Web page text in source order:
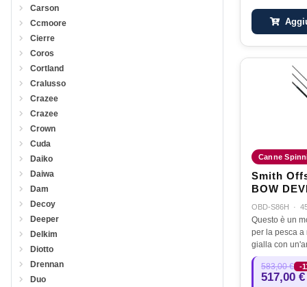
Carson
Ccmoore
Cierre
Coros
Cortland
Cralusso
Crazee
Crazee
Crown
Cuda
Daiko
Daiwa
Dam
Decoy
Deeper
Delkim
Diotto
Drennan
Duo
Canne
Smith
BOW
pluggerg
45-180
13kg drag
OBD-S86H ·
Questo è un
per la pesca a
gialla con
per la pesca
della punta è
flessibile per
583,00 € -
517,00 €